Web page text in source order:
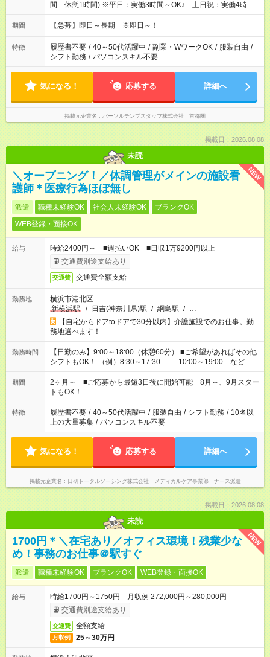
間 休憩1時間) ※平日：実働3時間～OK♪ 土日祝：実働4時間
～OK！
期間 【急募】即日～長期 ※即日～！
特徴 履歴書不要 / 40～50代活躍中 / 副業・WワークOK / 服装自由 /
シフト勤務 / パソコンスキル不要
気になる！ 応募する 詳細へ
掲載元企業名 パーソルテンプスタッフ株式会社 首都圏
掲載日：2026.08.08
未読
NEW
＼オープニング！／体調管理がメインの施設看
護師＊医療行為ほぼ無し
派遣 職種未経験OK 社会人未経験OK
ブランクOK
WEB登録・面接OK
給与
時給2400円～ ■週払いOK ■日収1万9200円以上
交通費別途支給あり
交通費 交通費全額支給
勤務地
横浜市港北区
新横浜駅
/ 日吉(神奈川県)駅 / 綱島駅 / …
【自宅からドアtoドアで30分以内】介護施設でのお仕事。勤
務地選べます！
勤務時間
【日勤のみ】9:00～18:00（休憩60分） ■ご希望があればその他
シフトもOK！ （例）8:30～17:30 10:00～19:00 など
「家族とお休みを合わせたい」 「できれば残業はしたくない」
など、あなたのご希望に沿ったお仕事をご紹介します！ ※Wワ
ーク希望の方へ 今ご覧のお仕事で希望する勤務時間と、もう1つ
のお仕事の勤務時間。 合計で週40時間を超える場合は応募でき
ません
期間
2ヶ月～ ■ご応募から最短3日後に開始可能 8月～、9月スター
トもOK！
特徴 履歴書不要 / 40～50代活躍中 / 服装自由 / シフト勤務 / 10名以
上の大量募集 / パソコンスキル不要
気になる！ 応募する 詳細へ
掲載元企業名 日研トータルソーシング株式会社 メディカルケア事業部 ナース派遣
掲載日：2026.08.08
未読
NEW
1700円＊＼在宅あり／オフィス環境！残業少な
め！事務のお仕事＠駅すぐ
派遣 職種未経験OK ブランクOK WEB登録・面接OK
給与
時給1700円～1750円 月収例 272,000円～280,000円
交通費別途支給あり
交通費 全額支給
月収例 25～30万円